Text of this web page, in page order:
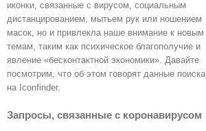
иконки, связанные с вирусом, социальным
дистанцированием, мытьем рук или ношением
масок, но и привлекла наше внимание к новым
темам, таким как психическое благополучие и
явление «бесконтактной экономики». Давайте
посмотрим, что об этом говорят данные поиска
на Iconfinder.
Запросы, связанные с коронавирусом